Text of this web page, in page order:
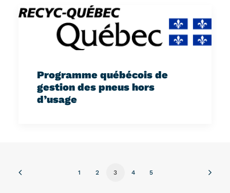
Programme québécois de
gestion des pneus hors
d’usage
1 2 3 4 5